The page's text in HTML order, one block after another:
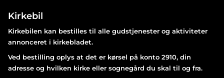
Kirkebil
Kirkebilen kan bestilles til alle gudstjenester og aktiviteter
annonceret i kirkebladet.
Ved bestilling oplys at det er kørsel på konto 2910, din
adresse og hvilken kirke eller sognegård du skal til og fra.